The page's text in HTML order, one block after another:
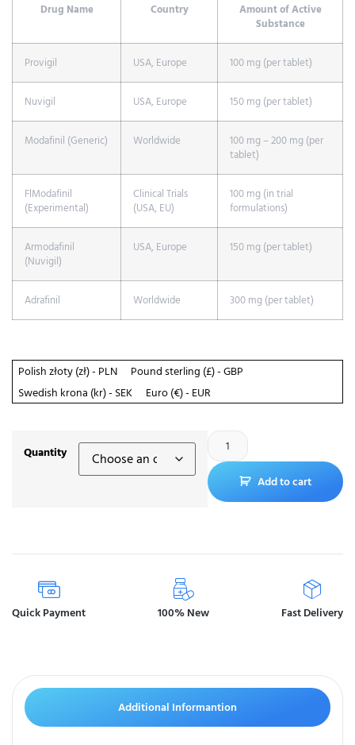
Drug Name Country
Amount of Active
Substance
Provigil USA, Europe 100 mg (per tablet)
Nuvigil USA, Europe 150 mg (per tablet)
Modafinil (Generic) Worldwide
100 mg – 200 mg (per
tablet)
FlModafinil
(Experimental)
Clinical Trials
(USA, EU)
100 mg (in trial
formulations)
Armodafinil
(Nuvigil)
USA, Europe 150 mg (per tablet)
Adrafinil Worldwide 300 mg (per tablet)
Polish złoty (zł) - PLN
Pound sterling (£) - GBP
Swedish krona (kr) - SEK
Euro (€) - EUR
Quantity
Add to cart
Quick Payment 100% New Fast Delivery
Additional Informantion